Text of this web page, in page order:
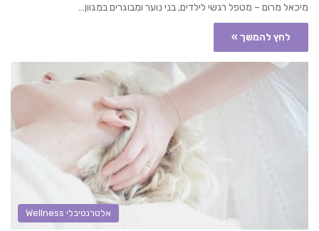
מיכאל מרום – מטפל רגשי לילדים, בני נוער ומבוגרים במגוון…
לחץ להמשך »
אלטרנטיבלי Wellness